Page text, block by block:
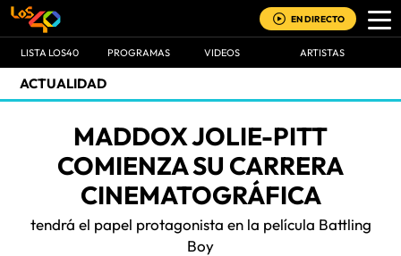
EN DIRECTO
LISTA LOS40 PROGRAMAS VIDEOS ARTISTAS
ACTUALIDAD
MADDOX JOLIE-PITT
COMIENZA SU CARRERA
CINEMATOGRÁFICA
tendrá el papel protagonista en la película Battling
Boy